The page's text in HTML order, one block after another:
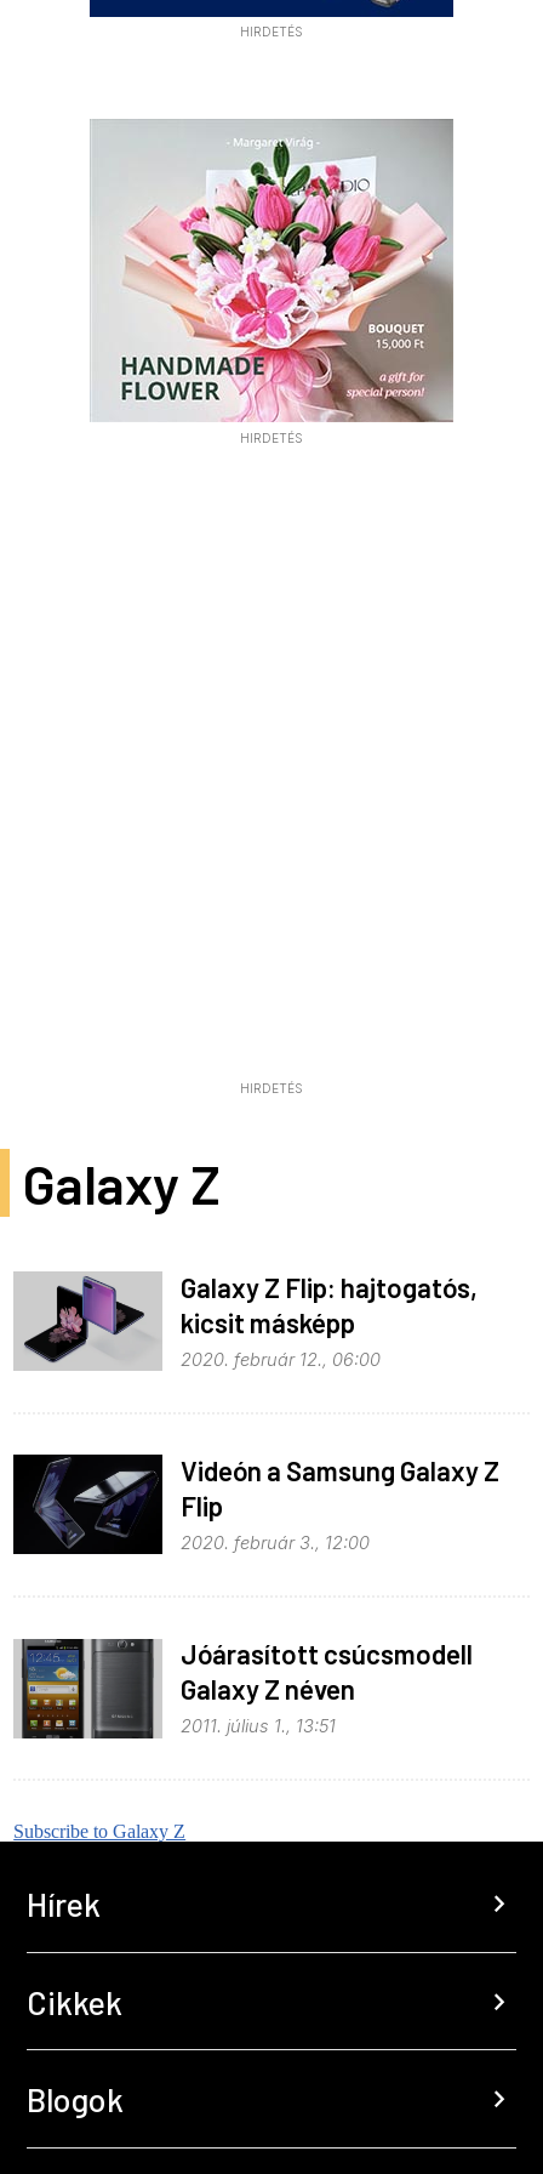
HIRDETÉS
HIRDETÉS
HIRDETÉS
Galaxy Z
Galaxy Z Flip: hajtogatós,
kicsit másképp
2020. február 12., 06:00
Videón a Samsung Galaxy Z
Flip
2020. február 3., 12:00
Jóárasított csúcsmodell
Galaxy Z néven
2011. július 1., 13:51
Subscribe to Galaxy Z
Hírek chevron_right
Cikkek chevron_right
Blogok chevron_right